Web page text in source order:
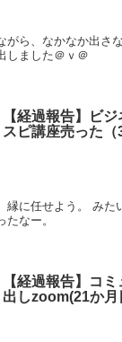
がら、なかなか出さ
しました＠ｖ＠
【経過報告】ビ
スピ講座売った（
縁に任せよう。 みた
なー。
【経過報告】コ
出しzoom(21か月